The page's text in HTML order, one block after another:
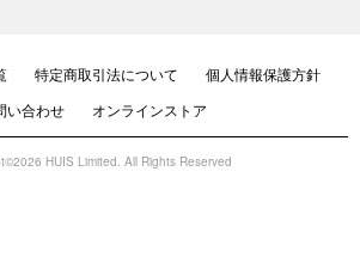
特定商取引法について
個人情報保護方針
い合わせ
オンラインストア
HUIS Limited. All Rights Reserved